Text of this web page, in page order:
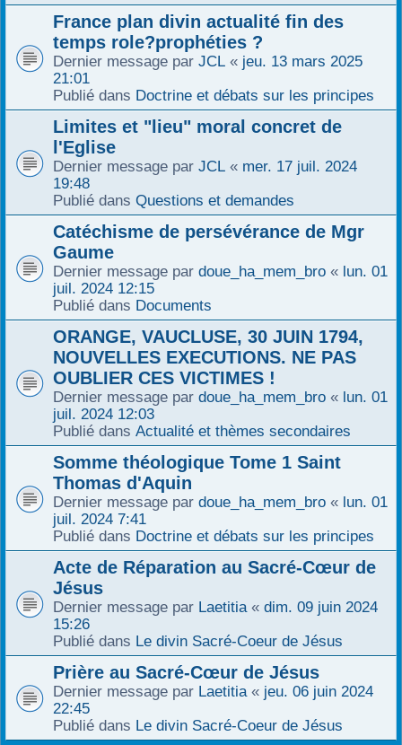
France plan divin actualité fin des
temps role?prophéties ?
Dernier message par JCL « jeu. 13 mars 2025
21:01
Publié dans Doctrine et débats sur les principes
Limites et "lieu" moral concret de
l'Eglise
Dernier message par JCL « mer. 17 juil. 2024
19:48
Publié dans Questions et demandes
Catéchisme de persévérance de Mgr
Gaume
Dernier message par doue_ha_mem_bro « lun. 01
juil. 2024 12:15
Publié dans Documents
ORANGE, VAUCLUSE, 30 JUIN 1794,
NOUVELLES EXECUTIONS. NE PAS
OUBLIER CES VICTIMES !
Dernier message par doue_ha_mem_bro « lun. 01
juil. 2024 12:03
Publié dans Actualité et thèmes secondaires
Somme théologique Tome 1 Saint
Thomas d'Aquin
Dernier message par doue_ha_mem_bro « lun. 01
juil. 2024 7:41
Publié dans Doctrine et débats sur les principes
Acte de Réparation au Sacré-Cœur de
Jésus
Dernier message par Laetitia « dim. 09 juin 2024
15:26
Publié dans Le divin Sacré-Coeur de Jésus
Prière au Sacré-Cœur de Jésus
Dernier message par Laetitia « jeu. 06 juin 2024
22:45
Publié dans Le divin Sacré-Coeur de Jésus